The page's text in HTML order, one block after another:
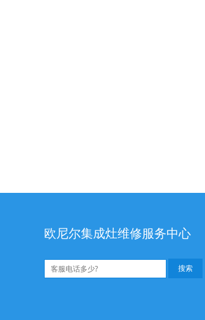
欧尼尔集成灶维修服务中心